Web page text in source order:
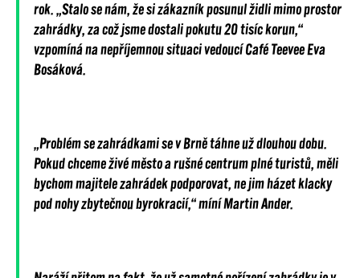
rok. „Stalo se nám, že si zákazník posunul židli mimo prostor
zahrádky, za což jsme dostali pokutu 20 tisíc korun,“
vzpomíná na nepříjemnou situaci vedoucí Café Teevee Eva
Bosáková.
„Problém se zahrádkami se v Brně táhne už dlouhou dobu.
Pokud chceme živé město a rušné centrum plné turistů, měli
bychom majitele zahrádek podporovat, ne jim házet klacky
pod nohy zbytečnou byrokracií,“ míníMartin Ander.